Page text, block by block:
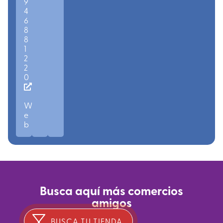
4
6
8
8
1
2
2
0
W
e
b
Busca aquí más comercios
amigos